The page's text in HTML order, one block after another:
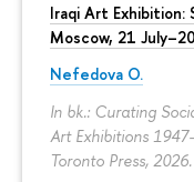
Iraqi Art
Moscow, 21
Nefedova O.
In bk.: Curating
Art Exhibitions
Toronto Press,